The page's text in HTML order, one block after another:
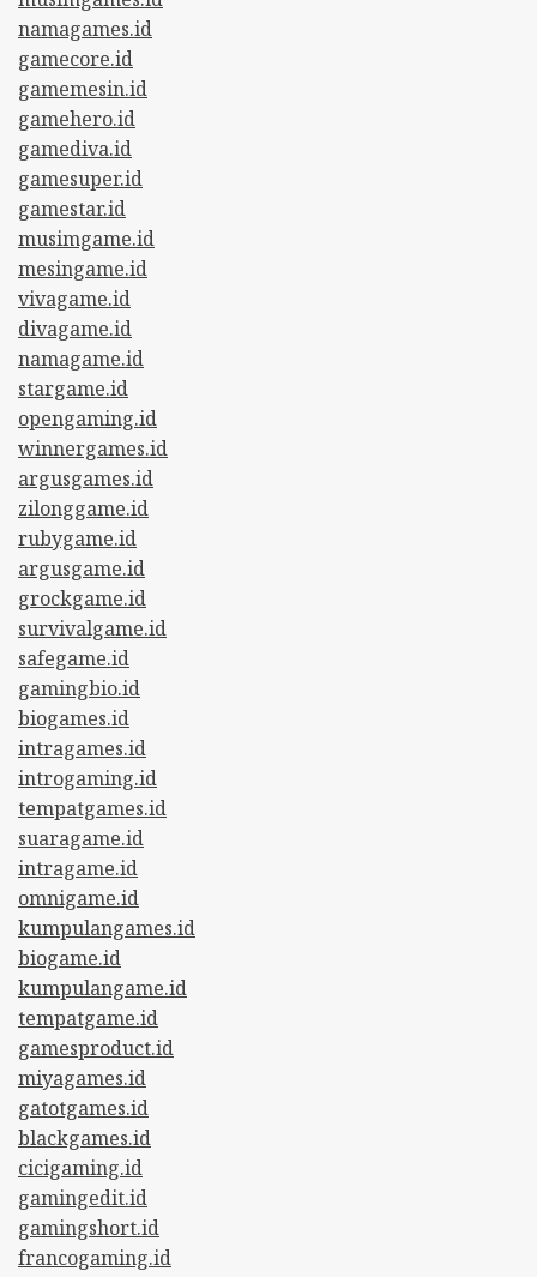
namagames.id
gamecore.id
gamemesin.id
gamehero.id
gamediva.id
gamesuper.id
gamestar.id
musimgame.id
mesingame.id
vivagame.id
divagame.id
namagame.id
stargame.id
opengaming.id
winnergames.id
argusgames.id
zilonggame.id
rubygame.id
argusgame.id
grockgame.id
survivalgame.id
safegame.id
gamingbio.id
biogames.id
intragames.id
introgaming.id
tempatgames.id
suaragame.id
intragame.id
omnigame.id
kumpulangames.id
biogame.id
kumpulangame.id
tempatgame.id
gamesproduct.id
miyagames.id
gatotgames.id
blackgames.id
cicigaming.id
gamingedit.id
gamingshort.id
francogaming.id